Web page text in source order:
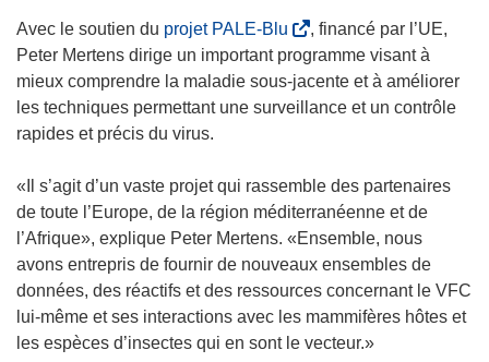
e
d
a
n
s
n
e
n
o
u
v
e
a
n
u
v
Avec le soutien du projet PALE-Blu
s
’
o
r
e
d
a
n
s
u
, financé par l’UE,
Peter Mertens dirige un important programme visant à
mieux comprendre la maladie sous-jacente et à améliorer
les techniques permettant une surveillance et un contrôle
rapides et précis du virus.
«Il s’agit d’un vaste projet qui rassemble des partenaires
de toute l’Europe, de la région méditerranéenne et de
l’Afrique», explique Peter Mertens. «Ensemble, nous
avons entrepris de fournir de nouveaux ensembles de
données, des réactifs et des ressources concernant le VFC
lui-même et ses interactions avec les mammifères hôtes et
les espèces d’insectes qui en sont le vecteur.»